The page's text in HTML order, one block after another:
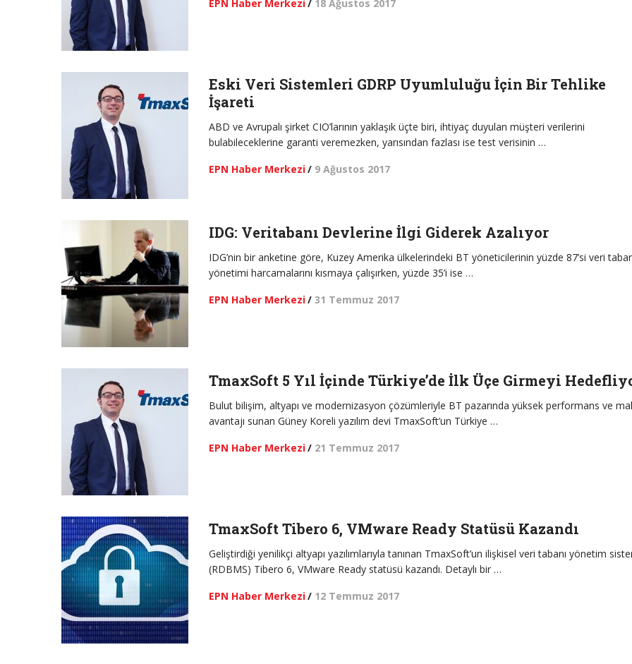
EPN Haber Merkezi/ 18 Ağustos 2017
Eski Veri Sistemleri GDRP Uyumluluğu İçin Bir Tehlike
İşareti
ABD ve Avrupalı şirket CIO’larının yaklaşık üçte biri, ihtiyaç duyulan müşteri verilerini
bulabileceklerine garanti veremezken, yarısından fazlası ise test verisinin …
EPN Haber Merkezi/ 9 Ağustos 2017
IDG: Veritabanı Devlerine İlgi Giderek Azalıyor
IDG’nin bir anketine göre, Kuzey Amerika ülkelerindeki BT yöneticilerinin yüzde 87’si veri
yönetimi harcamalarını kısmaya çalışırken, yüzde 35’i ise …
EPN Haber Merkezi/ 31 Temmuz 2017
TmaxSoft 5 Yıl İçinde Türkiye’de İlk Üçe Girmeyi
Bulut bilişim, altyapı ve modernizasyon çözümleriyle BT pazarında yüksek performans ve
avantajı sunan Güney Koreli yazılım devi TmaxSoft’un Türkiye …
EPN Haber Merkezi/ 21 Temmuz 2017
TmaxSoft Tibero 6, VMware Ready Statüsü Kazandı
Geliştirdiği yenilikçi altyapı yazılımlarıyla tanınan TmaxSoft’un ilişkisel veri tabanı yönetim
(RDBMS) Tibero 6, VMware Ready statüsü kazandı. Detaylı bir …
EPN Haber Merkezi/ 12 Temmuz 2017